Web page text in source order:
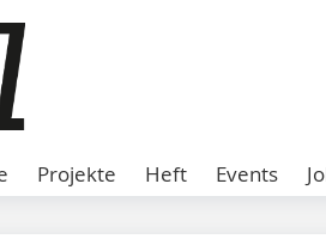
Projekte Heft Events